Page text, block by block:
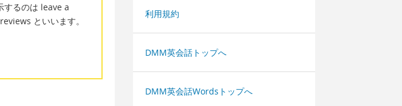
するのは leave a
といいます。
利用規約
DMM英会話トップへ
DMM英会話Wordsトップへ